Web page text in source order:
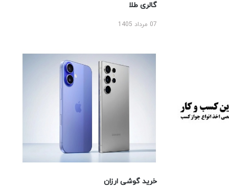
گالری طلا
07 مرداد 1405
خرید گوشی ارزان